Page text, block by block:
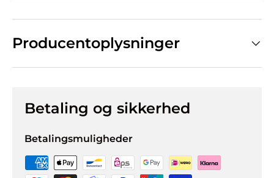
Producentoplysninger
Betaling og sikkerhed
Betalingsmuligheder